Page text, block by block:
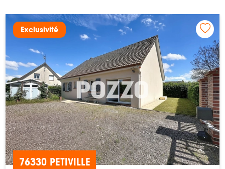
Exclusivité
76330 PETIVILLE